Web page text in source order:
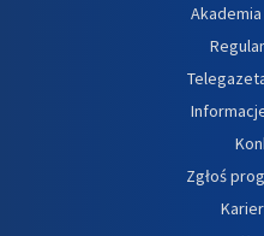
Zgłoś